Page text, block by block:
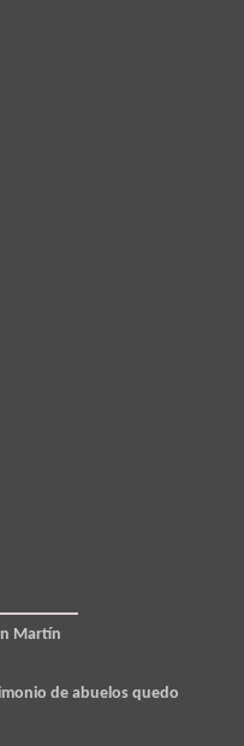
Martín
de abuelos quedo